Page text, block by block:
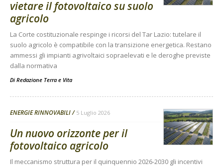
vietare il fotovoltaico su suolo
agricolo
La Corte costituzionale respinge i ricorsi del Tar Lazio: tutelare il
suolo agricolo è compatibile con la transizione energetica. Restano
ammessi gli impianti agrivoltaici sopraelevati e le deroghe previste
dalla normativa
Di Redazione Terra e Vita
ENERGIE RINNOVABILI 5 Luglio 2026
Un nuovo orizzonte per il
fotovoltaico agricolo
Il meccanismo struttura per il quinquennio 2026-2030 gli incentivi